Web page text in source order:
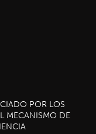
POR LOS
MECANISMO DE